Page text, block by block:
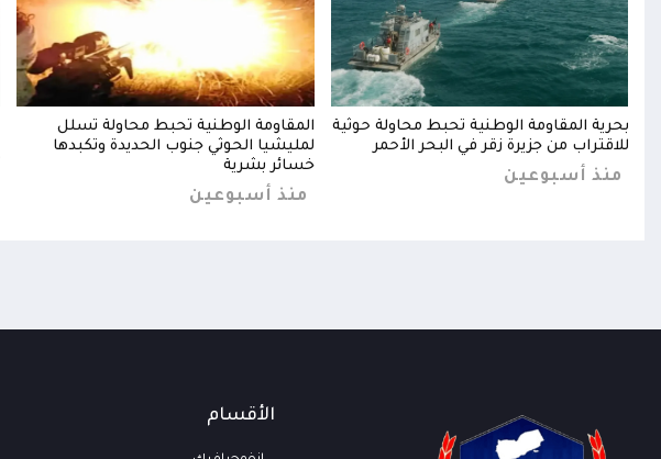
بحرية المقاومة الوطنية تحبط محاولة حوثية
للاقتراب من جزيرة زقر في البحر الأحمر
منذ أسبوعين
المقاومة الوطنية تحبط محاولة تسلل
لمليشيا الحوثي جنوب الحديدة وتكبدها
خسائر بشرية
منذ أسبوعين
الأقسام